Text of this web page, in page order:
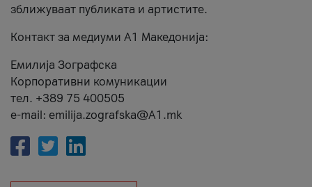
зближуваат публиката и артистите.
Контакт за медиуми А1 Македонија:
Емилија Зографска
Корпоративни комуникации
тел. +389 75 400505
e-mail: emilija.zografska@A1.mk